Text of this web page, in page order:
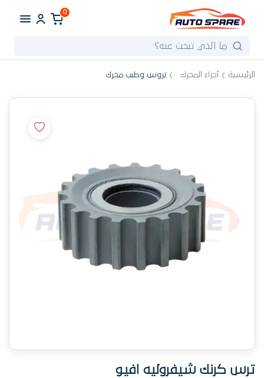
0
الرئيسية أجزاء المحرك تروس وطبب محرك
ترس كرنك شيفروليه افيو